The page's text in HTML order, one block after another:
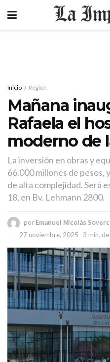
Inicio Región
Mañana
Rafaela el
moderno de
La inversión en obras y
66.000 millones de
de alta complejidad. Será
18, en Bv. Lehmann 2800.
por Emanuel Nicolás
27 noviembre, 2025
3 min.